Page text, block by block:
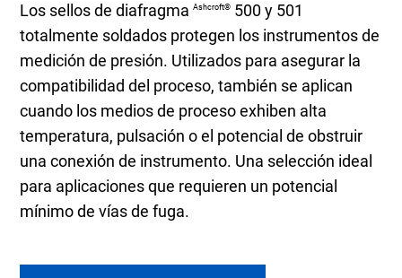
Los sellos de diafragmaAshcroft® 500 y 501
totalmente soldados protegen los instrumentos de
medición de presión. Utilizados para asegurar la
compatibilidad del proceso, también se aplican
cuando los medios de proceso exhiben alta
temperatura, pulsación o el potencial de obstruir
una conexión de instrumento. Una selección ideal
para aplicaciones que requieren un potencial
mínimo de vías de fuga.